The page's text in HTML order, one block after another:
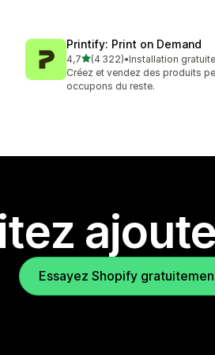
Printify: Print on Demand
4,7étoile(s) sur 5
(4 322)
4322 avis au total
•Installation gratuite
Créez et vendez des produits
occupons du reste.
Essayez Shopify